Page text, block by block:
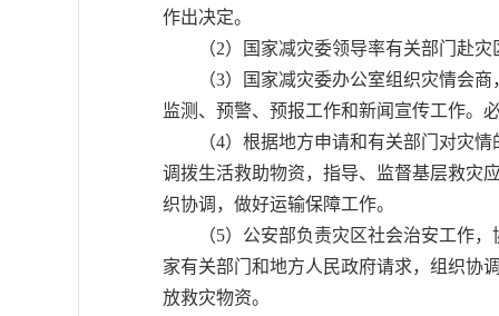
作出决定。
（2）国家减灾委领导率有关部门赴灾
（3）国家减灾委办公室组织灾情会商
监测、预警、预报工作和新闻宣传工作。
（4）根据地方申请和有关部门对灾情
调拨生活救助物资，指导、监督基层救灾
织协调，做好运输保障工作。
（5）公安部负责灾区社会治安工作，
家有关部门和地方人民政府请求，组织协
放救灾物资。